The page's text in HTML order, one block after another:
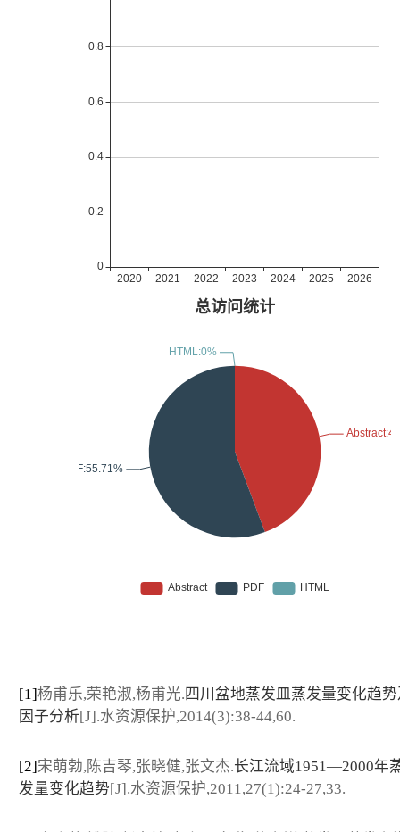
[1]杨甫乐,荣艳淑,杨甫光.四川盆地蒸发皿蒸发量变化趋
因子分析[J].水资源保护,2014(3):38-44,60.
[2]宋萌勃,陈吉琴,张晓健,张文杰.长江流域1951—2000年
发量变化趋势[J].水资源保护,2011,27(1):24-27,33.